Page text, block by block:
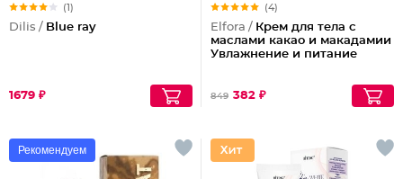
(1)
Dilis / Blue ray
1679 ₽
(4)
Elfora / Крем для тела с
маслами какао и макадамии
Увлажнение и питание
849 382 ₽
Рекомендуем